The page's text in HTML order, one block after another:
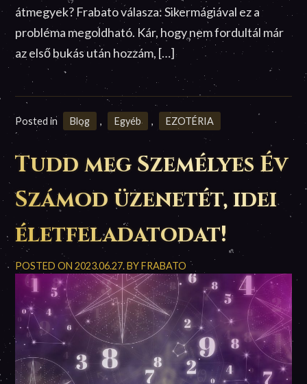
átmegyek? Frabato válasza: Sikermágiával ez a
probléma megoldható. Kár, hogy nem fordultál már
az első bukás után hozzám, […]
Posted in Blog , Egyéb , EZOTÉRIA
Tudd meg Személyes Év
Számod üzenetét, idei
életfeladatodat!
POSTED ON2023.06.27.BYFRABATO